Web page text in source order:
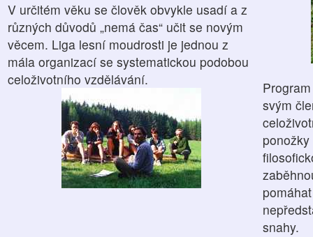
V určitém věku se člověk obvykle usadí a z
různých důvodů „nemá čas“ učit se novým
věcem. Liga lesní moudrosti je jednou z
mála organizací se systematickou podobou
celoživotního vzdělávání.
svým
snahy.